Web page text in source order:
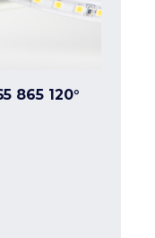
865 120°